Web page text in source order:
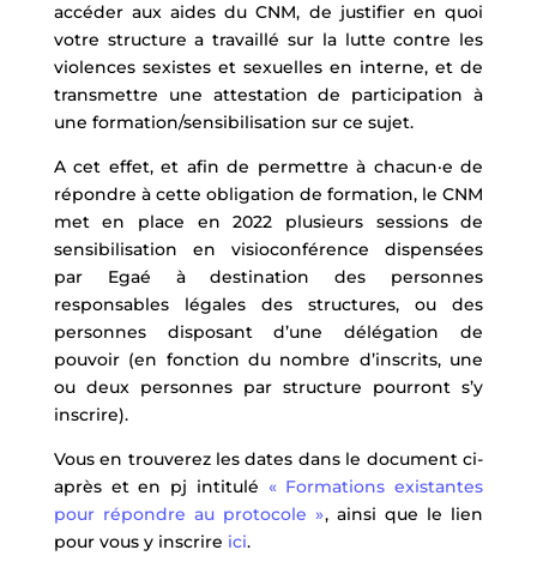
accéder aux aides du CNM, de justifier en quoi
votre structure a travaillé sur la lutte contre les
violences sexistes et sexuelles en interne, et de
transmettre une attestation de participation à
une formation/sensibilisation sur ce sujet.
A cet effet, et afin de permettre à chacun·e de
répondre à cette obligation de formation, le CNM
met en place en 2022 plusieurs sessions de
sensibilisation en visioconférence dispensées
par Egaé à destination des personnes
responsables légales des structures, ou des
personnes disposant d’une délégation de
pouvoir (en fonction du nombre d’inscrits, une
ou deux personnes par structure pourront s’y
inscrire).
Vous en trouverez les dates dans le document ci-
après et en pj intitulé « Formations existantes
pour répondre au protocole », ainsi que le lien
pour vous y inscrire ici.